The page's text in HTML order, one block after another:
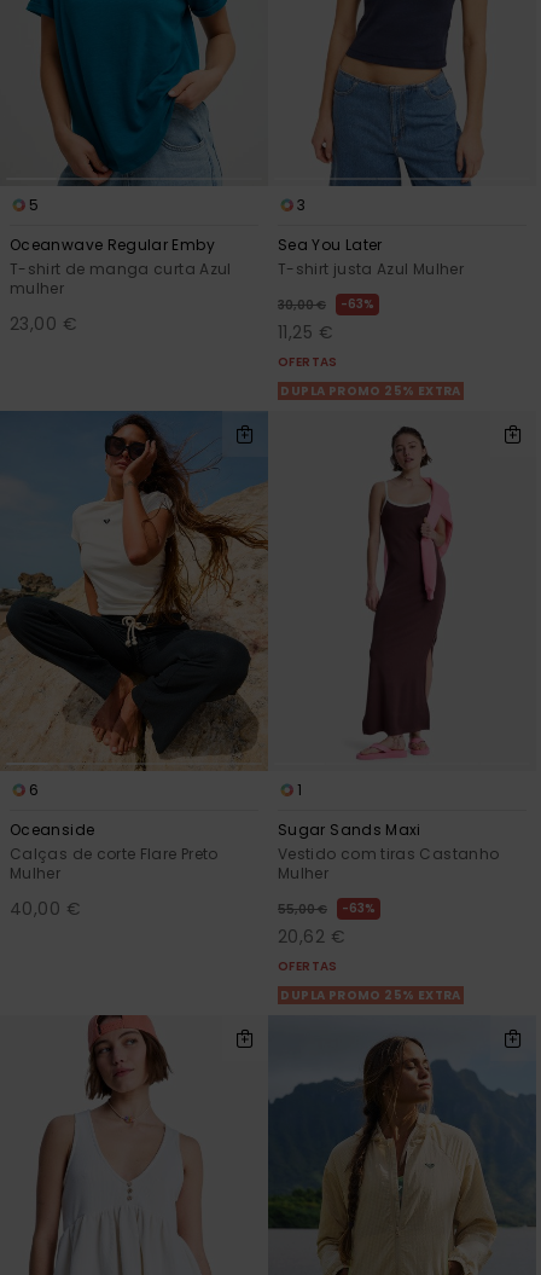
5
Oceanwave Regular Emby
T-shirt de manga curta Azul
mulher
23,00 €
3
Sea You Later
T-shirt justa Azul Mulher
30,00 € 63%
11,25 €
OFERTAS
DUPLA PROMO 25% EXTRA
6
Oceanside
Calças de corte Flare Preto
Mulher
40,00 €
1
Sugar Sands Maxi
Vestido com tiras Castanho
Mulher
55,00 € 63%
20,62 €
OFERTAS
DUPLA PROMO 25% EXTRA